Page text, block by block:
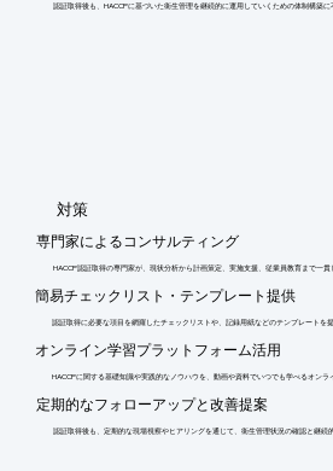
認証取得後も、HACCPに基づいた衛生管理を継続的に運用していくための体制構築に
​対策
専門家によるコンサルティング
HACCP認証取得の専門家が、現状分析から計画策定、実施支援、従業員教育まで一貫
簡易チェックリスト・テンプレート提供
認証取得に必要な項目を網羅したチェックリストや、記録用紙などのテンプレートを
オンライン学習プラットフォーム活用
HACCPに関する基礎知識や実践的なノウハウを、動画や資料でいつでも学べるオンラ
定期的なフォローアップと改善提案
認証取得後も、定期的な現場視察やヒアリングを通じて、衛生管理状況の確認と継続